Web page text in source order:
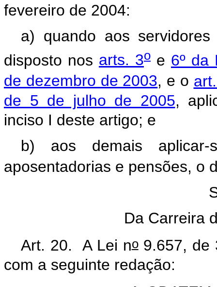
fevereiro de 2004:
a) quando aos
disposto nos arts. 3o e 6º da
de dezembro de 2003, e o
de 5 de julho de 2005,
inciso I deste artigo; e
b) aos demais
aposentadorias e pensões, o
Da Carreira
Art. 20.A Lei no 9.657, de
com a seguinte redação: